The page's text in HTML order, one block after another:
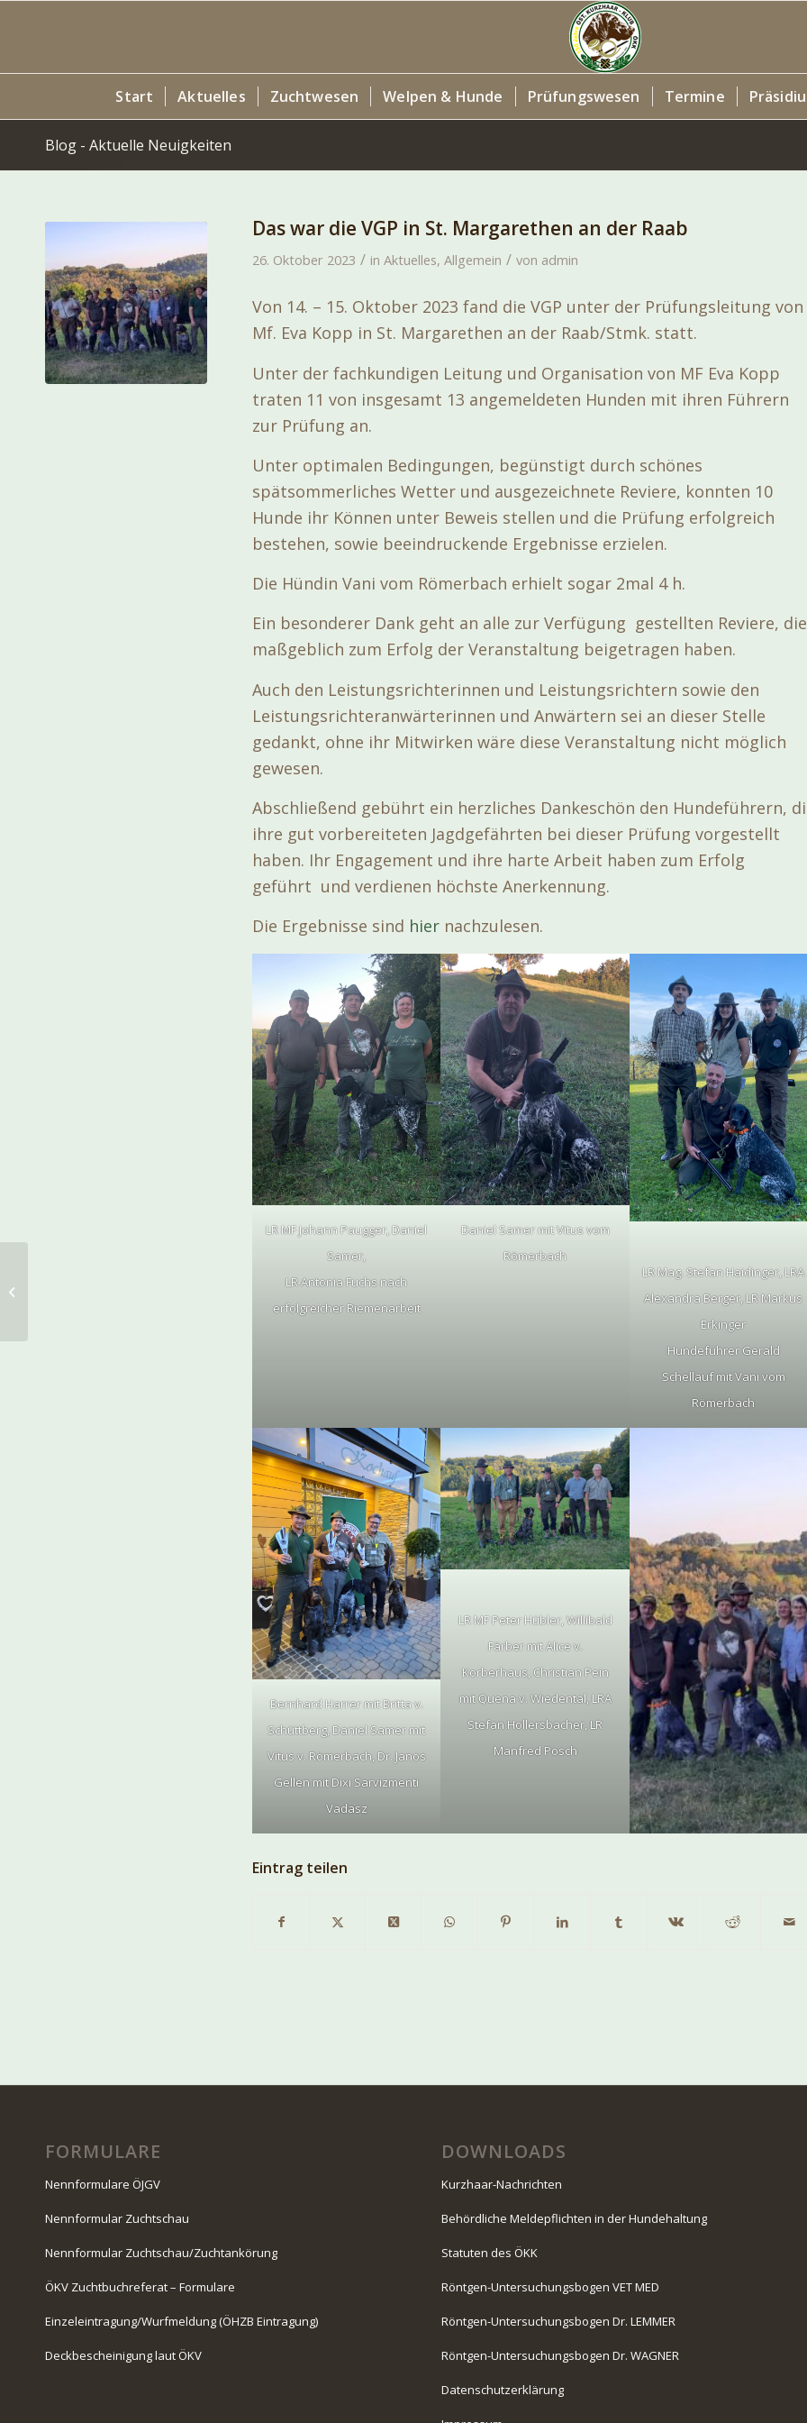
Start Aktuelles Zuchtwesen Welpen & Hunde Prüfungswesen Termine
Blog - Aktuelle Neuigkeiten
Das war die VGP in St. Margarethen an der Raab
26. Oktober 2023 / in Aktuelles, Allgemein / von admin
Von 14. – 15. Oktober 2023 fand die VGP unter der Prüfungsleitung von
Mf. Eva Kopp in St. Margarethen an der Raab/Stmk. statt.
Unter der fachkundigen Leitung und Organisation von MF Eva Kopp
traten 11 von insgesamt 13 angemeldeten Hunden mit ihren Führern
zur Prüfung an.
Unter optimalen Bedingungen, begünstigt durch schönes
spätsommerliches Wetter und ausgezeichnete Reviere, konnten 10
Hunde ihr Können unter Beweis stellen und die Prüfung erfolgreich
bestehen, sowie beeindruckende Ergebnisse erzielen.
Die Hündin Vani vom Römerbach erhielt sogar 2mal 4 h.
Ein besonderer Dank geht an alle zur Verfügung gestellten Reviere, die
maßgeblich zum Erfolg der Veranstaltung beigetragen haben.
Auch den Leistungsrichterinnen und Leistungsrichtern sowie den
Leistungsrichteranwärterinnen und Anwärtern sei an dieser Stelle
gedankt, ohne ihr Mitwirken wäre diese Veranstaltung nicht möglich
gewesen.
Abschließend gebührt ein herzliches Dankeschön den Hundeführern,
ihre gut vorbereiteten Jagdgefährten bei dieser Prüfung vorgestellt
haben. Ihr Engagement und ihre harte Arbeit haben zum Erfolg
geführt und verdienen höchste Anerkennung.
Die Ergebnisse sind hier nachzulesen.
LR MF Johann Paugger, Daniel
Samer,
LR Antonia Fuchs nach
erfolgreicher Riemenarbeit
Daniel Samer mit Vitus vom
Römerbach
LR Mag. Stefan Haidinger, LRA
Alexandra Berger, LR Markus
Erkinger
Hundeführer Gerald
Schellauf mit Vani vom
Römerbach
Bernhard Harrer mit Britta v.
Schüttberg, Daniel Samer mit
Vitus v. Römerbach, Dr. Janos
Gellen mit Dixi Sarvizmenti
Vadasz
LR MF Peter Hübler, Willibald
Färber mit Alice v.
Korberhaus, Christian Pein
mit Quena v. Wiedental, LRA
Stefan Hollersbacher, LR
Manfred Posch
Eintrag teilen
FORMULARE
Nennformulare ÖJGV
Nennformular Zuchtschau
Nennformular Zuchtschau/Zuchtankörung
ÖKV Zuchtbuchreferat – Formulare
Einzeleintragung/Wurfmeldung (ÖHZB Eintragung)
Deckbescheinigung laut ÖKV
DOWNLOADS
Kurzhaar-Nachrichten
Behördliche Meldepflichten in der Hundehaltung
Statuten des ÖKK
Röntgen-Untersuchungsbogen VET MED
Röntgen-Untersuchungsbogen Dr. LEMMER
Röntgen-Untersuchungsbogen Dr. WAGNER
Datenschutzerklärung